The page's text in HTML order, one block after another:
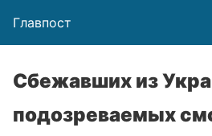
Главпост
Сбежавших из
подозреваемых